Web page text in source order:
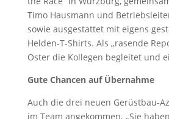
Timo Hausmann und
sowie ausgestattet mit eigens
Helden-T-Shirts. Als „rasende
Oster die Kollegen begleitet und
Gute Chancen auf Übernahme
Auch die drei neuen Gerüstbau-
im Team angekommen. „Sie